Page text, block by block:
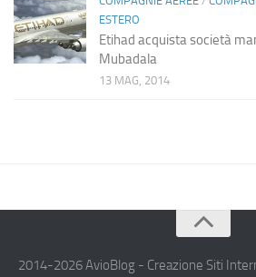
ESTERO
Etihad acquista società
Mubadala
13 MAG, 2014
Chi Siamo
2014-2026 AvioBlog - Creazione Siti